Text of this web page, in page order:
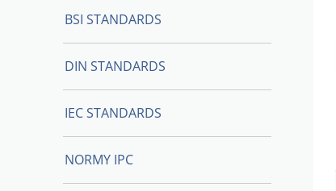
BSI STANDARDS
DIN STANDARDS
IEC STANDARDS
NORMY IPC